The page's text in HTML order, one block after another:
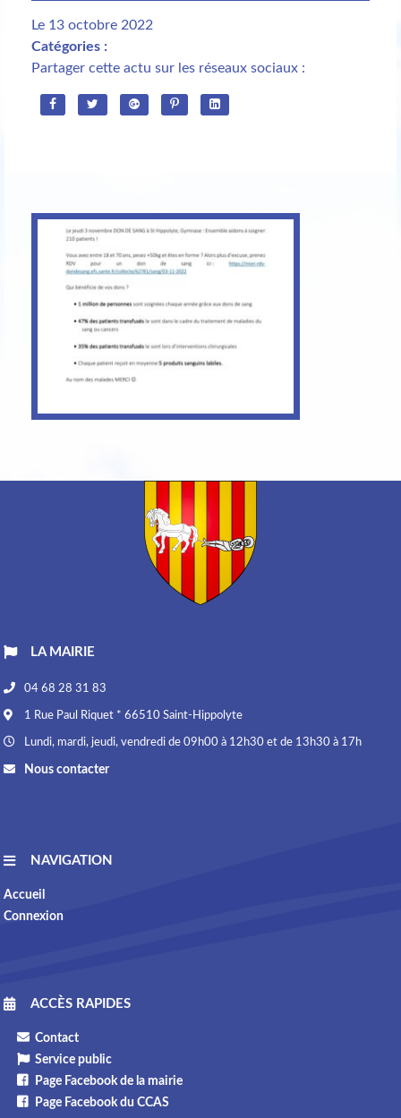
Le 13 octobre 2022
Catégories :
Partager cette actu sur les réseaux sociaux :
LA MAIRIE
04 68 28 31 83
1 Rue Paul Riquet * 66510 Saint-Hippolyte
Lundi, mardi, jeudi, vendredi de 09h00 à 12h30 et de 13h30 à 17h
Nous contacter
NAVIGATION
Accueil
Connexion
ACCÈS RAPIDES
Contact
Service public
Page Facebook de la mairie
Page Facebook du CCAS